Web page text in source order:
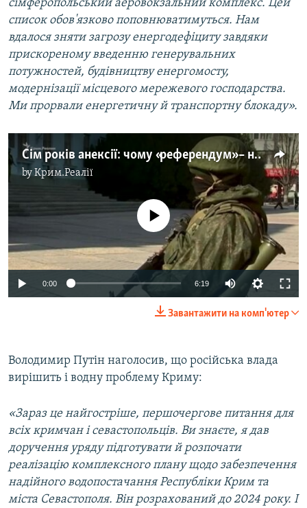
сімферопольський аеровокзальний комплекс. Цей
список обов'язково поповнюватимуться. Нам
вдалося зняти загрозу енергодефіциту завдяки
прискореному введенню генерувальних
потужностей, будівництву енергомосту,
модернізації місцевого мережевого господарства.
Ми прорвали енергетичну й транспортну блокаду».
Сім років анексії: чому «референдум» – несправжній (відео)
byКрим.Реалії
1080p
No media source currently available
0:00 6:19 Auto
Завантажити на комп'ютер
Володимир Путін наголосив, що російська влада
вирішить і водну проблему Криму:
«Зараз це найгостріше, першочергове питання для
всіх кримчан і севастопольців. Ви знаєте, я дав
доручення уряду підготувати й розпочати
реалізацію комплексного плану щодо забезпечення
надійного водопостачання Республіки Крим та
міста Севастополя. Він розрахований до 2024 року. І